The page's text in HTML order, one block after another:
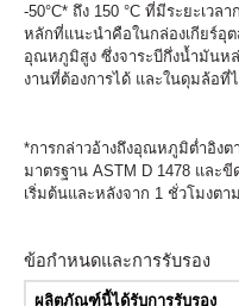
-50°C* ถึง 150 °C ที่มีระยะเว
หลักที่แนะนำคือในกล่องเกียร์อุ
อุณหภูมิสูง ซึ่งจาระบีกึ่งน้ำมันห
งานที่ต้องการได้ และในดุมล้อ
*การกล่าวอ้างถึงอุณหภูมิต่ำอิง
มาตรฐาน ASTM D 1478 และ
เริ่มต้นและหลังจาก 1 ชั่วโมงตา
ข้อกำหนดและการรับรอง
ผลิตภัณฑ์นี้ได้รับการรับรอง